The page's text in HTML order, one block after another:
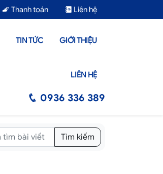
Thanh toán Liên hệ
TIN TỨC GIỚI THIỆU
LIÊN HỆ
0936 336 389
Tìm kiếm